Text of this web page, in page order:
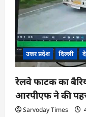
उत्तर प्रदेश दिल्ली
रेलवे फाटक का
आरपीएफ ने की
Sarvoday Times